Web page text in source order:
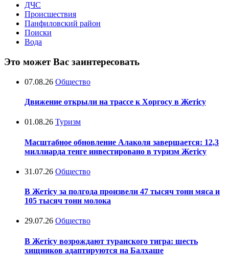
ДЧС
Происшествия
Панфиловский район
Поиски
Вода
Это может Вас заинтересовать
07.08.26 Общество
Движение открыли на трассе к Хоргосу в Жетісу
01.08.26 Туризм
Масштабное обновление Алаколя завершается: 12,3
миллиарда тенге инвестировано в туризм Жетісу
31.07.26 Общество
В Жетісу за полгода произвели 47 тысяч тонн мяса и
105 тысяч тонн молока
29.07.26 Общество
В Жетісу возрождают туранского тигра: шесть
хищников адаптируются на Балхаше